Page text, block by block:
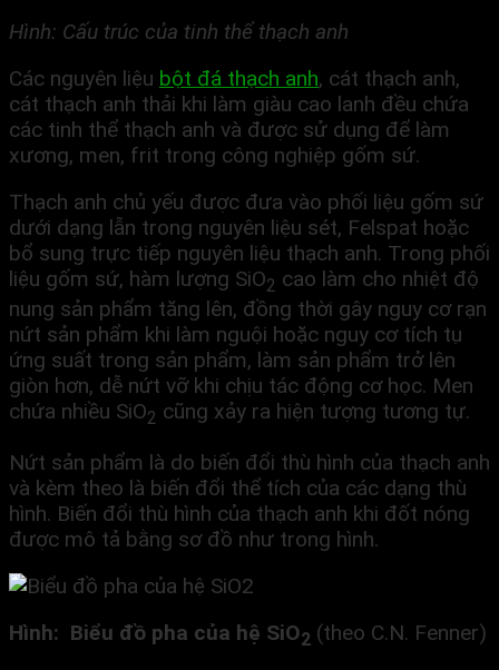
Hình: Cấu trúc của tinh thể thạch anh
Các nguyên liệu bột đá thạch anh, cát thạch anh,
cát thạch anh thải khi làm giàu cao lanh đều chứa
các tinh thể thạch anh và được sử dụng để làm
xương, men, frit trong công nghiệp gốm sứ.
Thạch anh chủ yếu được đưa vào phối liệu gốm sứ
dưới dạng lẫn trong nguyên liệu sét, Felspat hoặc
bổ sung trực tiếp nguyên liệu thạch anh. Trong phối
liệu gốm sứ, hàm lượng SiO2 cao làm cho nhiệt độ
nung sản phẩm tăng lên, đồng thời gây nguy cơ rạn
nứt sản phẩm khi làm nguội hoặc nguy cơ tích tụ
ứng suất trong sản phẩm, làm sản phẩm trở lên
giòn hơn, dễ nứt vỡ khi chịu tác động cơ học. Men
chứa nhiều SiO2 cũng xảy ra hiện tượng tương tự.
Nứt sản phẩm là do biến đổi thù hình của thạch anh
và kèm theo là biến đổi thể tích của các dạng thù
hình. Biến đổi thù hình của thạch anh khi đốt nóng
được mô tả bằng sơ đồ như trong hình.
Hình: Biểu đồ pha của hệ SiO2 (theo C.N. Fenner)